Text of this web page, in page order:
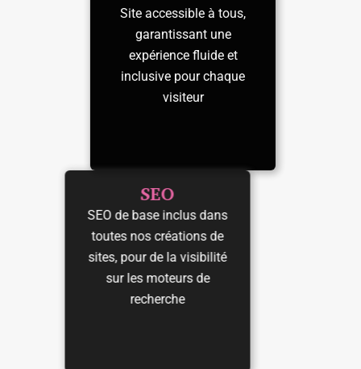
Site accessible à tous,
garantissant une
expérience fluide et
inclusive pour chaque
visiteur
SEO
SEO de base inclus dans
toutes nos créations de
sites, pour de la visibilité
sur les moteurs de
recherche